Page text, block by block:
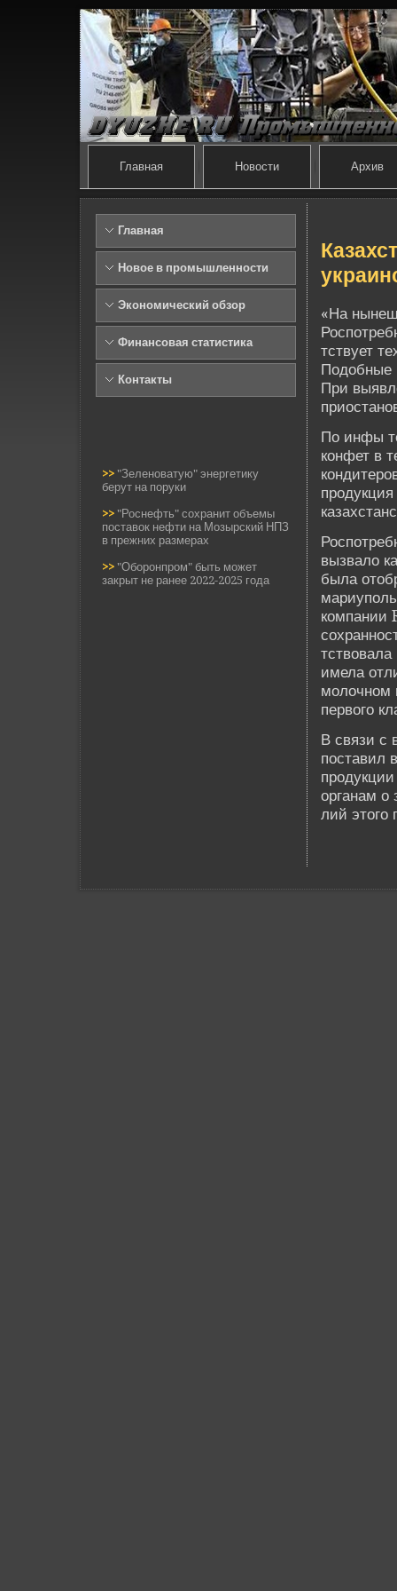
Главная Новости Архив
Главная
Новое в промышленности
Экономический обзор
Финансовая статистика
Контакты
>> "Зеленоватую" энергетику
берут на поруки
>> "Роснефть" сохранит объемы
поставок нефти на Мозырский НПЗ
в прежних размерах
>> "Оборонпром" быть может
закрыт не ранее 2022-2025 года
«На
тствует
Подобные
При
По инфы
конфет в
вызвало
была
компании
имела
молочном
первого
В связи с
поставил
органам о
лий этого